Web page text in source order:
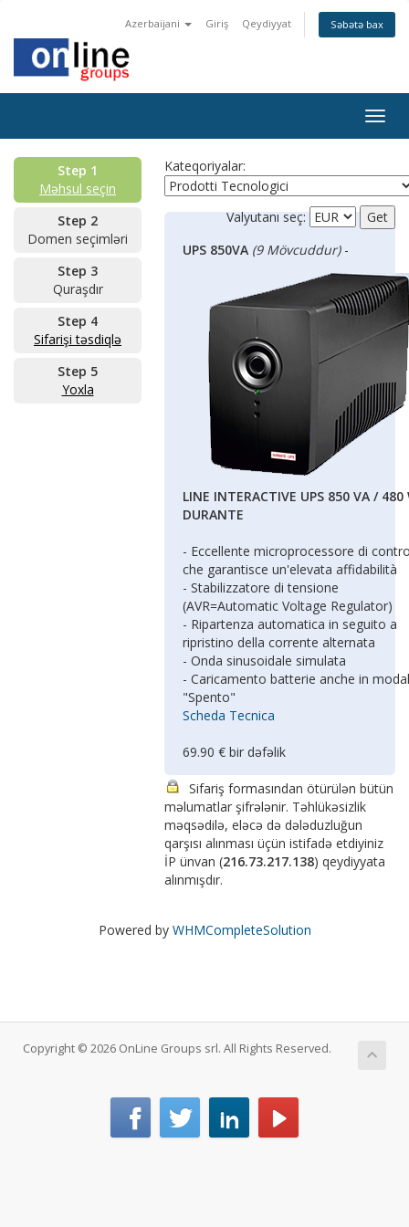
Azerbaijani Giriş Qeydiyyat Səbətə bax
Step 1
Məhsul seçin
Step 2
Domen seçimləri
Step 3
Quraşdır
Step 4
Sifarişi təsdiqlə
Step 5
Yoxla
Kateqoriyalar:
Valyutanı seç:
UPS 850VA (9 Mövcuddur)-
LINE INTERACTIVE UPS 850 VA / 480
DURANTE
- Eccellente microprocessore di
che garantisce un'elevata affidabilità
- Stabilizzatore di tensione
(AVR=Automatic Voltage Regulator)
- Ripartenza automatica in seguito a
ripristino della corrente alternata
- Onda sinusoidale simulata
- Caricamento batterie anche in
"Spento"
Scheda Tecnica
69.90 € bir dəfəlik
Sifariş formasından ötürülən bütün
məlumatlar şifrələnir. Təhlükəsizlik
məqsədilə, eləcə də dələduzluğun
qarşısı alınması üçün istifadə etdiyiniz
İP ünvan (216.73.217.138) qeydiyyata
alınmışdır.
Powered by WHMCompleteSolution
Copyright © 2026 OnLine Groups srl. All Rights Reserved.